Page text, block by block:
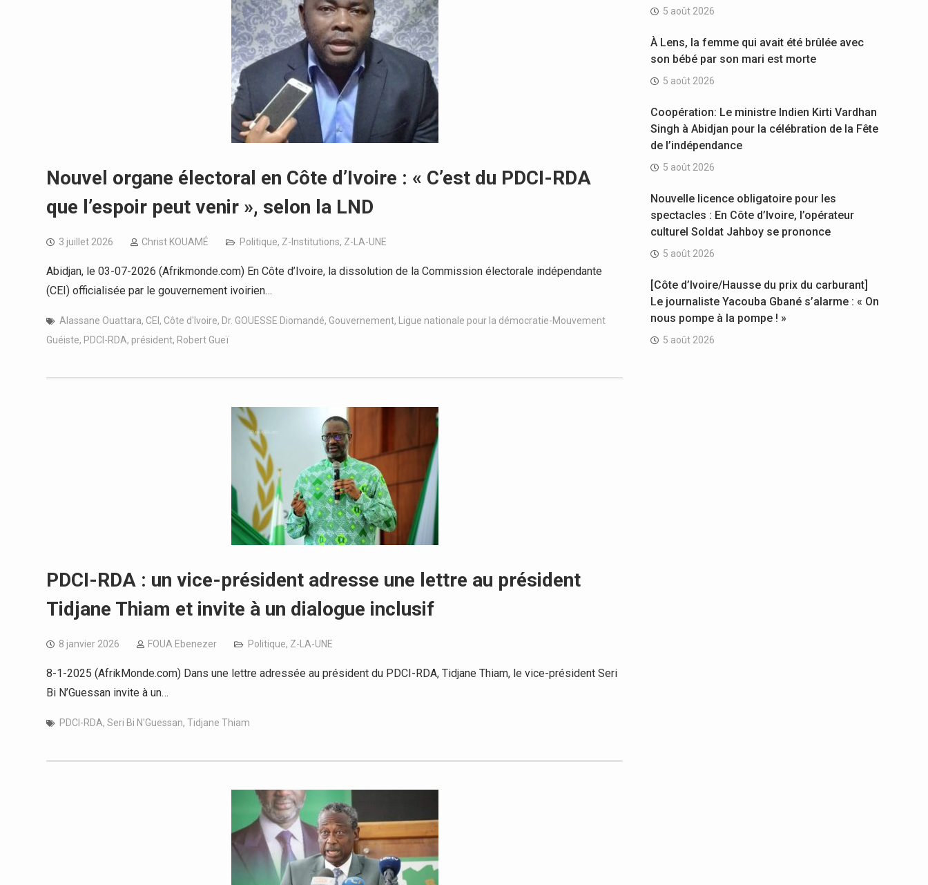
Nouvel organe électoral en Côte d’Ivoire : « C’est du PDCI-RDA
que l’espoir peut venir », selon la LND
3 juillet 2026 Christ KOUAMÉ Politique, Z-Institutions, Z-LA-UNE
Abidjan, le 03-07-2026 (Afrikmonde.com) En Côte d’Ivoire, la dissolution de la Commission électorale indépendante
(CEI) officialisée par le gouvernement ivoirien…
Alassane Ouattara, CEI , Côte d'Ivoire, Dr. GOUESSE Diomandé, Gouvernement,
Ligue nationale pour la démocratie-Mouvement
Guéiste, PDCI-RDA, président, Robert Gueï
PDCI-RDA : un vice-président adresse une lettre au président
Tidjane Thiam et invite à un dialogue inclusif
8 janvier 2026 FOUA Ebenezer Politique, Z-LA-UNE
8-1-2025 (AfrikMonde.com) Dans une lettre adressée au président du PDCI-RDA, Tidjane Thiam, le vice-président Seri
Bi N’Guessan invite à un…
PDCI-RDA, Seri Bi N'Guessan, Tidjane Thiam
5 août 2026
À Lens, la femme qui avait été brûlée avec
son bébé par son mari est morte
5 août 2026
Coopération: Le ministre Indien Kirti Vardhan
Singh à Abidjan pour la célébration de la Fête
de l’indépendance
5 août 2026
Nouvelle licence obligatoire pour les
spectacles : En Côte d’Ivoire, l’opérateur
culturel Soldat Jahboy se prononce
5 août 2026
[Côte d’Ivoire/Hausse du prix du carburant]
Le journaliste Yacouba Gbané s’alarme : « On
nous pompe à la pompe ! »
5 août 2026